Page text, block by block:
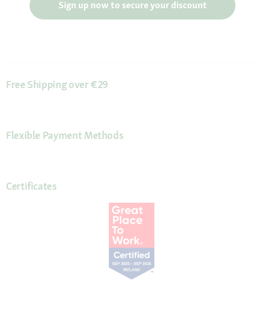
Sign up now to secure your discount
Free Shipping over €29
Flexible Payment Methods
Certificates